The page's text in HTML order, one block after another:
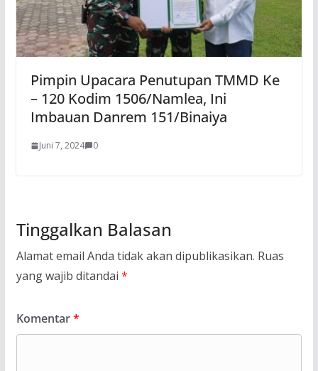
Pimpin Upacara Penutupan TMMD Ke
– 120 Kodim 1506/Namlea, Ini
Imbauan Danrem 151/Binaiya
Juni 7, 2024 0
Tinggalkan Balasan
Alamat email Anda tidak akan dipublikasikan. Ruas
yang wajib ditandai *
Komentar*